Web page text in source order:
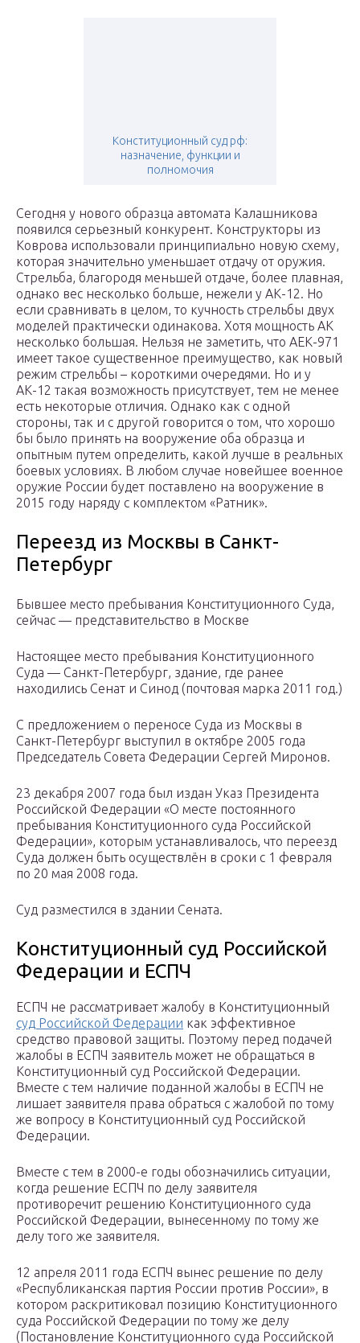
Конституционный суд рф:
назначение, функции и
полномочия
Сегодня у нового образца автомата Калашникова
появился серьезный конкурент. Конструкторы из
Коврова использовали принципиально новую схему,
которая значительно уменьшает отдачу от оружия.
Стрельба, благородя меньшей отдаче, более плавная,
однако вес несколько больше, нежели у АК-12. Но
если сравнивать в целом, то кучность стрельбы двух
моделей практически одинакова. Хотя мощность АК
несколько большая. Нельзя не заметить, что АЕК-971
имеет такое существенное преимущество, как новый
режим стрельбы – короткими очередями. Но и у
АК-12 такая возможность присутствует, тем не менее
есть некоторые отличия. Однако как с одной
стороны, так и с другой говорится о том, что хорошо
бы было принять на вооружение оба образца и
опытным путем определить, какой лучше в реальных
боевых условиях. В любом случае новейшее военное
оружие России будет поставлено на вооружение в
2015 году наряду с комплектом «Ратник».
Переезд из Москвы в Санкт-
Петербург
Бывшее место пребывания Конституционного Суда,
сейчас — представительство в Москве
Настоящее место пребывания Конституционного
Суда — Санкт-Петербург, здание, где ранее
находились Сенат и Синод (почтовая марка 2011 год.)
С предложением о переносе Суда из Москвы в
Санкт-Петербург выступил в октябре 2005 года
Председатель Совета Федерации Сергей Миронов.
23 декабря 2007 года был издан Указ Президента
Российской Федерации «О месте постоянного
пребывания Конституционного суда Российской
Федерации», которым устанавливалось, что переезд
Суда должен быть осуществлён в сроки с 1 февраля
по 20 мая 2008 года.
Суд разместился в здании Сената.
Конституционный суд Российской
Федерации и ЕСПЧ
ЕСПЧ не рассматривает жалобу в Конституционный
суд Российской Федерации как эффективное
средство правовой защиты. Поэтому перед подачей
жалобы в ЕСПЧ заявитель может не обращаться в
Конституционный суд Российской Федерации.
Вместе с тем наличие поданной жалобы в ЕСПЧ не
лишает заявителя права обраться с жалобой по тому
же вопросу в Конституционный суд Российской
Федерации.
Вместе с тем в 2000-е годы обозначились ситуации,
когда решение ЕСПЧ по делу заявителя
противоречит решению Конституционного суда
Российской Федерации, вынесенному по тому же
делу того же заявителя.
12 апреля 2011 года ЕСПЧ вынес решение по делу
«Республиканская партия России против России», в
котором раскритиковал позицию Конституционного
суда Российской Федерации по тому же делу
(Постановление Конституционного суда Российской